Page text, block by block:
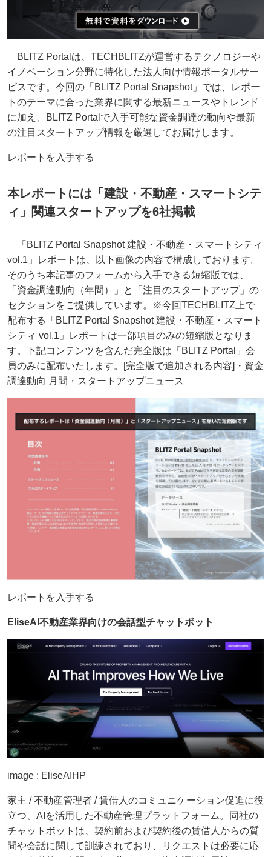
BLITZ Portalは、TECHBLITZが運営するテクノロジーや
イノベーション分野に特化した法⼈向け情報ポータルサー
ビスです。今回の「BLITZ Portal Snapshot」では、レポー
トのテーマに合った業界に関する最新ニュースやトレンド
に加え、BLITZ Portalで⼊⼿可能な資⾦調達の動向や最新
の注⽬スタートアップ情報を厳選してお届けします。
レポートを入手する
本レポートには「建設・不動産・スマートシテ
ィ」関連スタートアップを6社掲載
「BLITZ Portal Snapshot 建設・不動産・スマートシティ
vol.1」レポートは、以下画像の内容で構成しております。
そのうち本記事のフォームから入手できる短縮版では、
「資金調達動向（年間）」と「注目のスタートアップ」の
セクションをご提供しています。※今回TECHBLITZ上で
配布する「BLITZ Portal Snapshot 建設・不動産・スマート
シティ vol.1」レポートは一部項目のみの短縮版となりま
す。下記コンテンツを含んだ完全版は「BLITZ Portal」会
員のみに配布いたします。[完全版で追加される内容]・資金
調達動向 月間・スタートアップニュース
レポートを入手する
EliseAI 不動産業界向けの会話型チャットボット
image : EliseAIHP
家主 / 不動産管理者 / 賃借人のコミュニケーション促進に役
立つ、AIを活用した不動産管理プラットフォーム。同社の
チャットボットは、契約前および契約後の賃借人からの質
問や会話に関して訓練されており、リクエストは必要に応